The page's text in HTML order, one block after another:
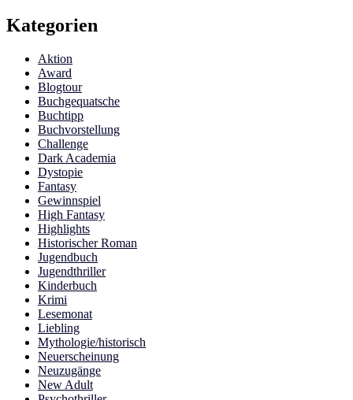
Kategorien
Aktion
Award
Blogtour
Buchgequatsche
Buchtipp
Buchvorstellung
Challenge
Dark Academia
Dystopie
Fantasy
Gewinnspiel
High Fantasy
Highlights
Historischer Roman
Jugendbuch
Jugendthriller
Kinderbuch
Krimi
Lesemonat
Liebling
Mythologie/historisch
Neuerscheinung
Neuzugänge
New Adult